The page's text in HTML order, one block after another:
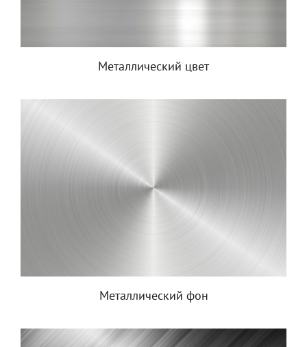
Металлический цвет
Металлический фон